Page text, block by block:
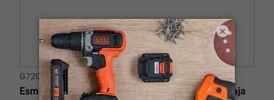
G720K-B3
Esmeriladora Angular 4-1/2" (115mm) 820W + Caja
×